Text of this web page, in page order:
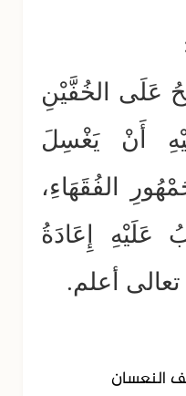
عَلَى الخُفَّيْنِ
أَنْ يَغْسِلَ
الفُقَهَاءِ،
عَلَيْهِ إِعَادَةُ
تعالى أعلم.
النعسان